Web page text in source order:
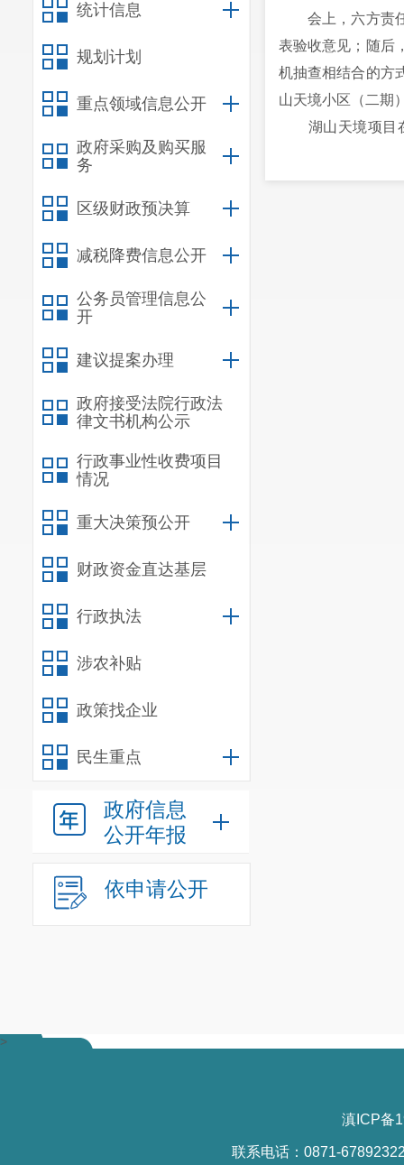
统计信息
规划计划
重点领域信息公开
政府采购及购买服
务
区级财政预决算
减税降费信息公开
公务员管理信息公
开
建议提案办理
政府接受法院行政法
律文书机构公示
行政事业性收费项目
情况
重大决策预公开
财政资金直达基层
行政执法
涉农补贴
政策找企业
民生重点
政府信息
公开年报
依申请公开
会上，六方责任
表验收意见；随后
机抽查相结合的方
山天境小区（二期
湖山天境项目在
境小区（二期）联
>
滇ICP备
联系电话：0871-